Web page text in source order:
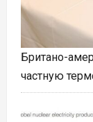
Британо-
частную